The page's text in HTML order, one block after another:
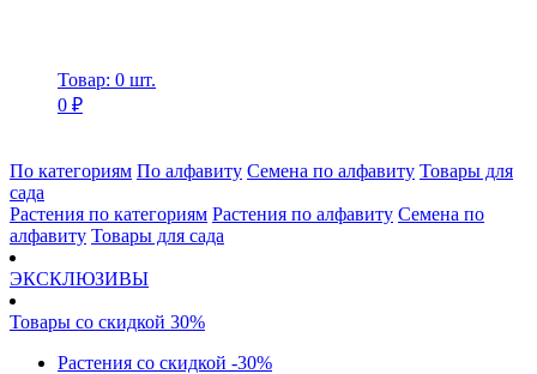
Товар: 0 шт.
0 ₽
По категориям По алфавиту Семена по алфавиту Товары для
сада
Растения по категориям Растения по алфавиту Семена по
алфавиту Товары для сада
ЭКСКЛЮЗИВЫ
Товары со скидкой 30%
Растения со скидкой -30%